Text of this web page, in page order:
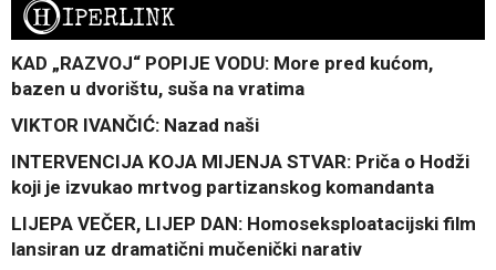
HIPERLINK
KAD „RAZVOJ“ POPIJE VODU: More pred kućom,
bazen u dvorištu, suša na vratima
VIKTOR IVANČIĆ: Nazad naši
INTERVENCIJA KOJA MIJENJA STVAR: Priča o Hodži
koji je izvukao mrtvog partizanskog komandanta
LIJEPA VEČER, LIJEP DAN: Homoseksploatacijski film
lansiran uz dramatični mučenički narativ